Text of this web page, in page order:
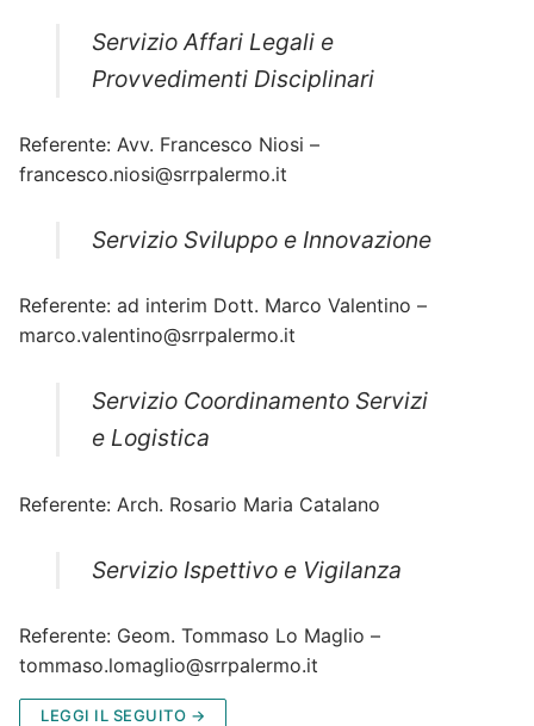
Servizio Affari Legali e
Provvedimenti Disciplinari
Referente: Avv. Francesco Niosi –
francesco.niosi@srrpalermo.it
Servizio Sviluppo e Innovazione
Referente: ad interim Dott. Marco Valentino –
marco.valentino@srrpalermo.it
Servizio Coordinamento Servizi
e Logistica
Referente: Arch. Rosario Maria Catalano
Servizio Ispettivo e Vigilanza
Referente: Geom. Tommaso Lo Maglio –
tommaso.lomaglio@srrpalermo.it
LEGGI IL SEGUITO →